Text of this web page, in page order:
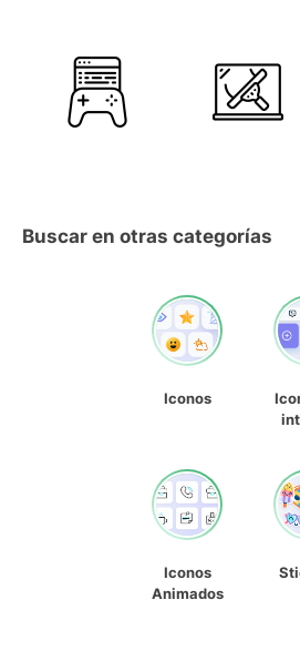
Buscar en otras categorías
Iconos
Iconos
Animados